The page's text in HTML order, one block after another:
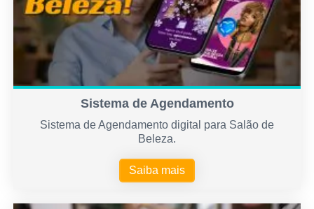
Sistema de Agendamento
Sistema de Agendamento digital para Salão de
Beleza.
Saiba mais